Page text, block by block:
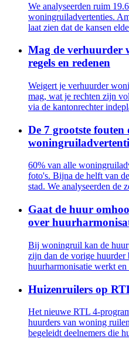
We analyseerden ruim
woningruiladvertenties.
laat zien dat de kansen
Mag de verhuurder
regels en redenen
Weigert je verhuurder
mag, wat je rechten zijn
via de kantonrechter
De 7 grootste
60% van alle
foto's. Bijna de helft van
stad. We analyseerden de
Gaat de huur
over
Bij woningruil kan de
zijn dan de vorige huurder
huurharmonisatie werkt
Huizenruilers op
Het nieuwe RTL 4-
huurders van woning
begeleidt deelnemers die